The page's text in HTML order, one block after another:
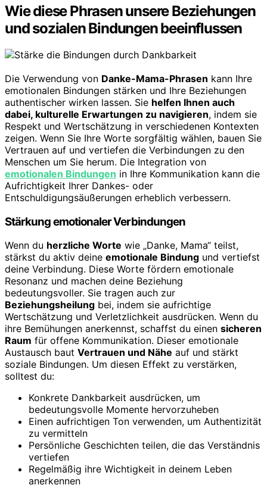
Wie diese Phrasen unsere Beziehungen
und sozialen Bindungen beeinflussen
Die Verwendung von Danke-Mama-Phrasen kann Ihre
emotionalen Bindungen stärken und Ihre Beziehungen
authentischer wirken lassen. Sie helfen Ihnen auch
dabei, kulturelle Erwartungen zu navigieren, indem sie
Respekt und Wertschätzung in verschiedenen Kontexten
zeigen. Wenn Sie Ihre Worte sorgfältig wählen, bauen Sie
Vertrauen auf und vertiefen die Verbindungen zu den
Menschen um Sie herum. Die Integration von
emotionalen Bindungen in Ihre Kommunikation kann die
Aufrichtigkeit Ihrer Dankes- oder
Entschuldigungsäußerungen erheblich verbessern.
Stärkung emotionaler Verbindungen
Wenn du herzliche Worte wie „Danke, Mama“ teilst,
stärkst du aktiv deine emotionale Bindung und vertiefst
deine Verbindung. Diese Worte fördern emotionale
Resonanz und machen deine Beziehung
bedeutungsvoller. Sie tragen auch zur
Beziehungsheilung bei, indem sie aufrichtige
Wertschätzung und Verletzlichkeit ausdrücken. Wenn du
ihre Bemühungen anerkennst, schaffst du einen sicheren
Raum für offene Kommunikation. Dieser emotionale
Austausch baut Vertrauen und Nähe auf und stärkt
soziale Bindungen. Um diesen Effekt zu verstärken,
solltest du:
Konkrete Dankbarkeit ausdrücken, um
bedeutungsvolle Momente hervorzuheben
Einen aufrichtigen Ton verwenden, um Authentizität
zu vermitteln
Persönliche Geschichten teilen, die das Verständnis
vertiefen
Regelmäßig ihre Wichtigkeit in deinem Leben
anerkennen